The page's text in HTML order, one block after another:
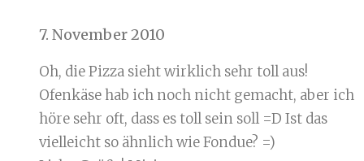
7. November 2010
Oh, die Pizza sieht wirklich sehr toll aus!
Ofenkäse hab ich noch nicht gemacht, aber ich
höre sehr oft, dass es toll sein soll =D Ist das
vielleicht so ähnlich wie Fondue? =)